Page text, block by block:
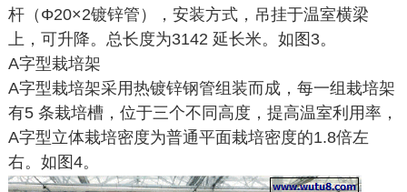
杆（Φ20×2镀锌管），安装方式，吊挂于温室横梁
上，可升降。总长度为3142 延长米。如图3。
A字型栽培架
A字型栽培架采用热镀锌钢管组装而成，每一组栽培架
有5 条栽培槽，位于三个不同高度，提高温室利用率，
A字型立体栽培密度为普通平面栽培密度的1.8倍左
右。如图4。